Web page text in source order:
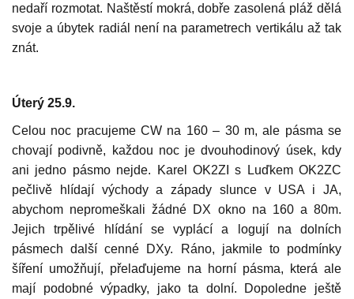
nedaří rozmotat. Naštěstí mokrá, dobře zasolená pláž dělá
svoje a úbytek radiál není na parametrech vertikálu až tak
znát.
Úterý 25.9.
Celou noc pracujeme CW na 160 – 30 m, ale pásma se
chovají podivně, každou noc je dvouhodinový úsek, kdy
ani jedno pásmo nejde. Karel OK2ZI s Luďkem OK2ZC
pečlivě hlídají východy a západy slunce v USA i JA,
abychom nepromeškali žádné DX okno na 160 a 80m.
Jejich trpělivé hlídání se vyplácí a logují na dolních
pásmech další cenné DXy. Ráno, jakmile to podmínky
šíření umožňují, přelaďujeme na horní pásma, která ale
mají podobné výpadky, jako ta dolní. Dopoledne ještě